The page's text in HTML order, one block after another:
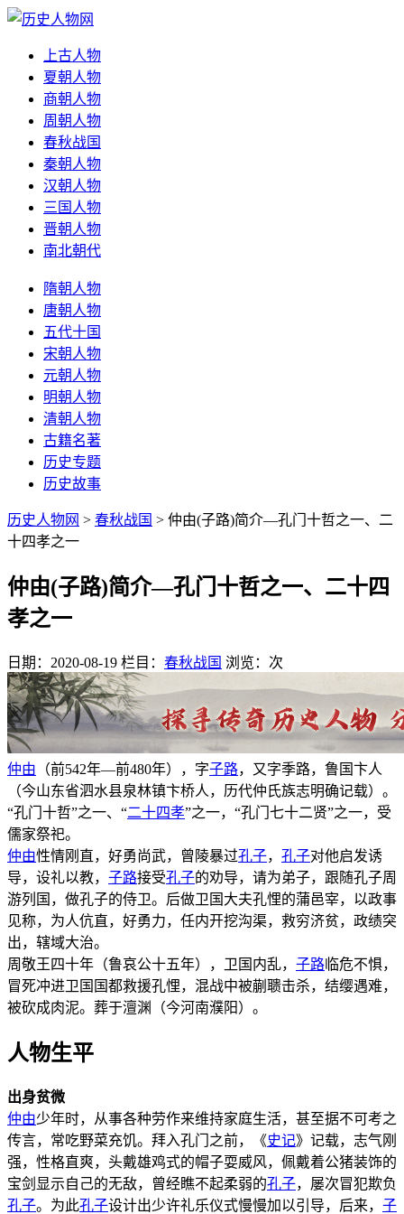
上古人物
夏朝人物
商朝人物
周朝人物
春秋战国
秦朝人物
汉朝人物
三国人物
晋朝人物
南北朝代
隋朝人物
唐朝人物
五代十国
宋朝人物
元朝人物
明朝人物
清朝人物
古籍名著
历史专题
历史故事
历史人物网 > 春秋战国 > 仲由(子路)简介—孔门十哲之一、二
十四孝之一
仲由(子路)简介—孔门十哲之一、二十四
孝之一
日期：2020-08-19 栏目： 春秋战国 浏览： 次
仲由 （前542年―前480年），字子路，又字季路，鲁国卞人
（今山东省泗水县泉林镇卞桥人，历代仲氏族志明确记载）。
“孔门十哲”之一、“二十四孝”之一，“孔门七十二贤”之一，受
儒家祭祀。
仲由性情刚直，好勇尚武，曾陵暴过孔子， 孔子对他启发诱
导，设礼以教， 子路接受孔子的劝导，请为弟子，跟随孔子周
游列国，做孔子的侍卫。后做卫国大夫孔悝的蒲邑宰，以政事
见称，为人伉直，好勇力，任内开挖沟渠，救穷济贫，政绩突
出，辖域大治。
周敬王四十年（鲁哀公十五年），卫国内乱， 子路 临危不惧，
冒死冲进卫国国都救援孔悝，混战中被蒯聩击杀，结缨遇难，
被砍成肉泥。葬于澶渊（今河南濮阳）。
人物生平
出身贫微
仲由少年时，从事各种劳作来维持家庭生活，甚至据不可考之
传言，常吃野菜充饥。拜入孔门之前，《史记》记载，志气刚
强，性格直爽，头戴雄鸡式的帽子耍威风，佩戴着公猪装饰的
宝剑显示自己的无敌，曾经瞧不起柔弱的孔子，屡次冒犯欺负
孔子。为此孔子设计出少许礼乐仪式慢慢加以引导，后来， 子